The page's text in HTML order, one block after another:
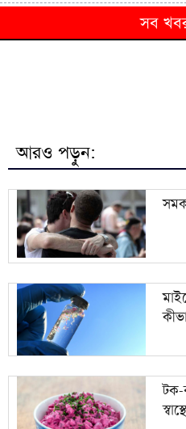
৬
জামায়াতের প্রদর্শনীতে
জুলাইয়ের ভূমিকা
সম্পাদক সাঈদ পান্থ
৯ জামায়াত আমিরের
১০ জ্বালানি খাত অস্থিতিশীল
প্রধানমন্ত্রী
সব
আরও পড়ুন:
টক-